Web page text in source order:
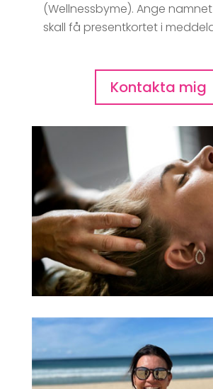
(Wellnessbyme). Ange
skall få presentkortet i
Kontakta mig